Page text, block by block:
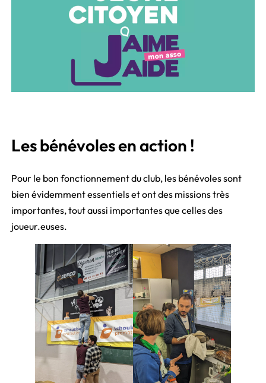
Les bénévoles en action !
Pour le bon fonctionnement du club, les bénévoles sont
bien évidemment essentiels et ont des missions très
importantes, tout aussi importantes que celles des
joueur.euses.